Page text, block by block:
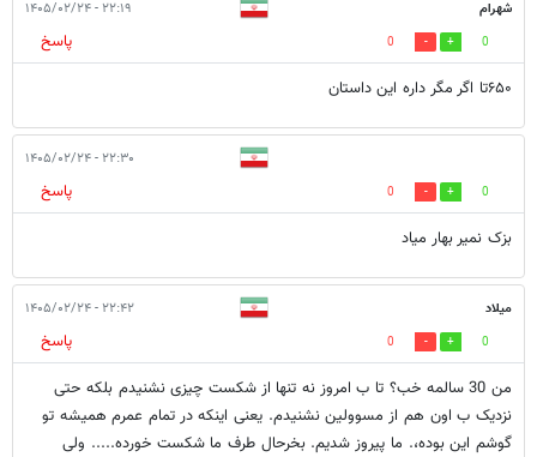
شهرام ۲۲:۱۹ - ۱۴۰۵/۰۲/۲۴
0
0
پاسخ
۶۵۰تا اگر مگر داره این داستان
۲۲:۳۰ - ۱۴۰۵/۰۲/۲۴
0
0
پاسخ
بزک نمیر بهار میاد
میلاد ۲۲:۴۲ - ۱۴۰۵/۰۲/۲۴
0
0
پاسخ
من 30 سالمه خب؟ تا ب امروز نه تنها از شکست چیزی نشنیدم بلکه حتی
نزدیک ب اون هم از مسوولین نشنیدم. یعنی اینکه در تمام عمرم همیشه تو
گوشم این بوده،. ما پیروز شدیم. بخرحال طرف ما شکست خورده..... ولی